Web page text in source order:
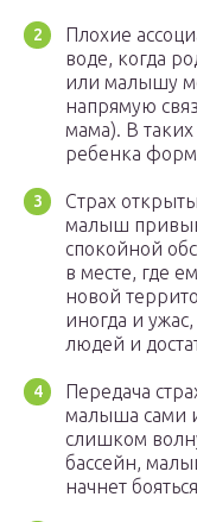
Плохие
воде, когда
или малышу
напрямую
мама). В таких
ребенка
Страх
малыш
спокойной
в месте, где
новой
иногда и
людей и
Передача
малыша сами
слишком
бассейн,
начнет